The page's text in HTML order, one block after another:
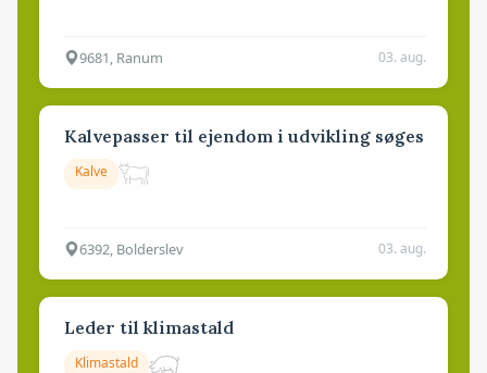
9681, Ranum 03. aug.
Kalvepasser til ejendom i udvikling søges
Kalve
6392, Bolderslev 03. aug.
Leder til klimastald
Klimastald